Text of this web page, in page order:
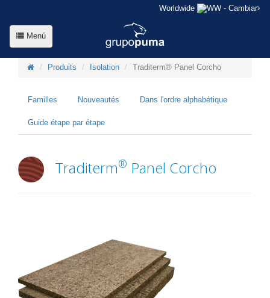
Worldwide - Cambiar
Menú
Produits Isolation Traditerm® Panel Corcho
Familles Nouveautés Dans l'ordre alphabétique
Guide étape par étape
Traditerm® Panel Corcho